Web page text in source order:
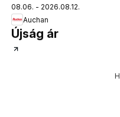
08.06. - 2026.08.12.
Auchan
Újság ár